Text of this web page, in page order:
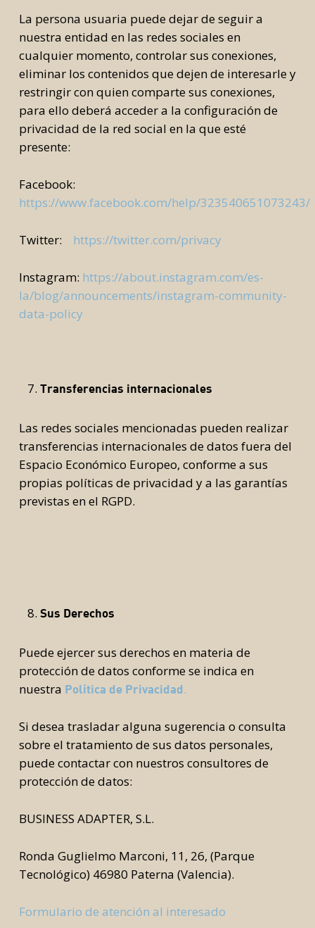
La persona usuaria puede dejar de seguir a
nuestra entidad en las redes sociales en
cualquier momento, controlar sus conexiones,
eliminar los contenidos que dejen de interesarle y
restringir con quien comparte sus conexiones,
para ello deberá acceder a la configuración de
privacidad de la red social en la que esté
presente:
Facebook:
https://www.facebook.com/help/323540651073243/
Twitter: https://twitter.com/privacy
Instagram: https://about.instagram.com/es-
la/blog/announcements/instagram-community-
data-policy
Transferencias internacionales
Las redes sociales mencionadas pueden realizar
transferencias internacionales de datos fuera del
Espacio Económico Europeo, conforme a sus
propias políticas de privacidad y a las garantías
previstas en el RGPD.
Sus Derechos
Puede ejercer sus derechos en materia de
protección de datos conforme se indica en
nuestra Política de Privacidad.
Si desea trasladar alguna sugerencia o consulta
sobre el tratamiento de sus datos personales,
puede contactar con nuestros consultores de
protección de datos:
BUSINESS ADAPTER, S.L.
Ronda Guglielmo Marconi, 11, 26, (Parque
Tecnológico) 46980 Paterna (Valencia).
Formulario de atención al interesado